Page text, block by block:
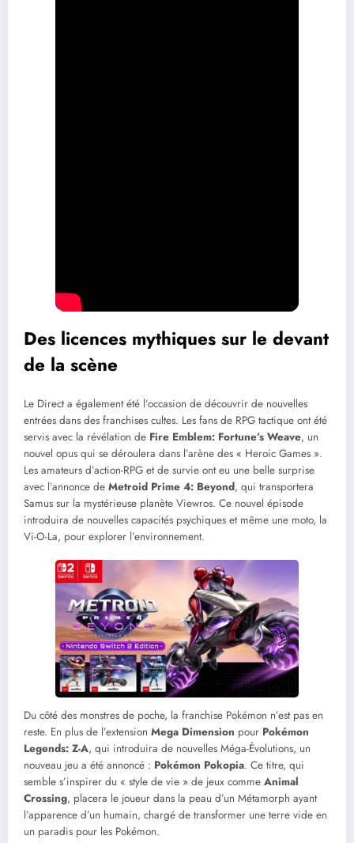
Des licences mythiques sur le devant
de la scène
Le Direct a également été l’occasion de découvrir de nouvelles
entrées dans des franchises cultes. Les fans de RPG tactique ont été
servis avec la révélation de Fire Emblem: Fortune’s Weave, un
nouvel opus qui se déroulera dans l’arène des « Heroic Games ».
Les amateurs d’action-RPG et de survie ont eu une belle surprise
avec l’annonce de Metroid Prime 4: Beyond, qui transportera
Samus sur la mystérieuse planète Viewros. Ce nouvel épisode
introduira de nouvelles capacités psychiques et même une moto, la
Vi-O-La, pour explorer l’environnement.
Du côté des monstres de poche, la franchise Pokémon n’est pas en
reste. En plus de l’extension Mega Dimension pour Pokémon
Legends: Z-A, qui introduira de nouvelles Méga-Évolutions, un
nouveau jeu a été annoncé : Pokémon Pokopia. Ce titre, qui
semble s’inspirer du « style de vie » de jeux comme Animal
Crossing, placera le joueur dans la peau d’un Métamorph ayant
l’apparence d’un humain, chargé de transformer une terre vide en
un paradis pour les Pokémon.